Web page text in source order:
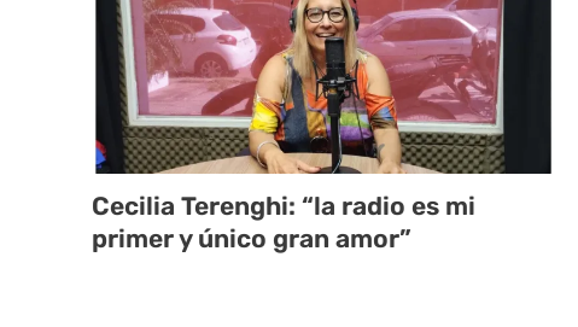
Cecilia Terenghi: “la radio es mi
primer y único gran amor”